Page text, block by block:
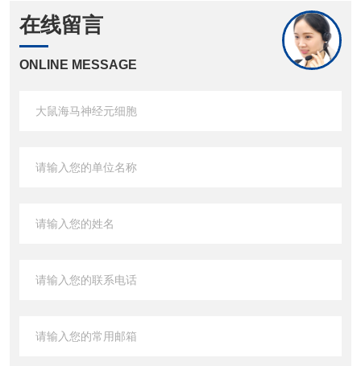
在线留言
ONLINE MESSAGE